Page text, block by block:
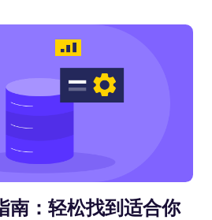
南：轻松找到适合你